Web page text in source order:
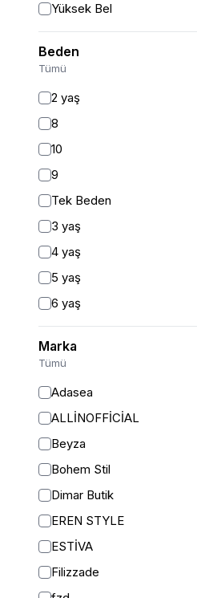
Yüksek Bel
Geniş Paça
Palazzo
Kargo
Beden
Tümü
2 yaş
8
10
9
Tek Beden
3 yaş
4 yaş
5 yaş
6 yaş
6-7 yaş
7 yaş
Marka
Tümü
Adasea
ALLİNOFFİCİAL
Beyza
Bohem Stil
Dimar Butik
EREN STYLE
ESTİVA
Filizzade